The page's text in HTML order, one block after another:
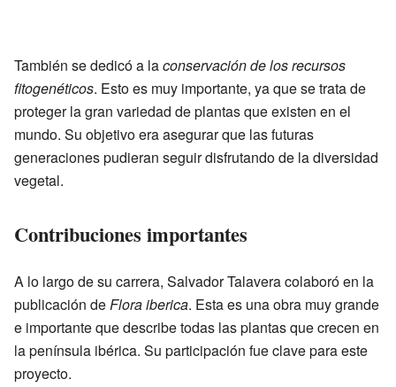
También se dedicó a laconservación de los recursos
fitogenéticos. Esto es muy importante, ya que se trata de
proteger la gran variedad de plantas que existen en el
mundo. Su objetivo era asegurar que las futuras
generaciones pudieran seguir disfrutando de la diversidad
vegetal.
Contribuciones importantes
A lo largo de su carrera, Salvador Talavera colaboró en la
publicación deFlora iberica. Esta es una obra muy grande
e importante que describe todas las plantas que crecen en
la península ibérica. Su participación fue clave para este
proyecto.